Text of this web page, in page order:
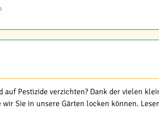
Pestizide verzichten? Dank der vielen
Sie in unsere Gärten locken können.